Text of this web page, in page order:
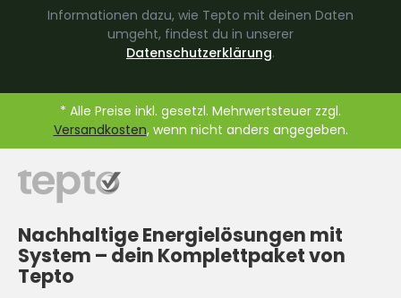
Informationen dazu, wie Tepto mit deinen Daten
umgeht, findest du in unserer
Datenschutzerklärung.
* Alle Preise inkl. gesetzl. Mehrwertsteuer zzgl.
Versandkosten, wenn nicht anders angegeben.
Nachhaltige Energielösungen mit
System – dein Komplettpaket von
Tepto